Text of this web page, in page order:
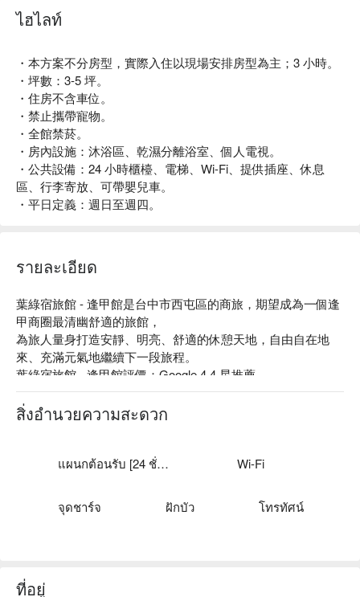
ไฮไลท์
・本方案不分房型，實際入住以現場安排房型為主；3 小時。
・坪數：3-5 坪。
・住房不含車位。
・禁止攜帶寵物。
・全館禁菸。
・房內設施：沐浴區、乾濕分離浴室、個人電視。
・公共設備：24 小時櫃檯、電梯、Wi-Fi、提供插座、休息
區、行李寄放、可帶嬰兒車。
・平日定義：週日至週四。
รายละเอียด
葉綠宿旅館 - 逢甲館是台中市西屯區的商旅，期望成為一個逢
甲商圈最清幽舒適的旅館，
為旅人量身打造安靜、明亮、舒適的休憩天地，自由自在地
來、充滿元氣地繼續下一段旅程。
葉綠宿旅館 - 逢甲館評價：Google 4.4 星推薦
葉綠宿旅館 - 逢甲館推薦：位置近逢甲商圈，步行 4 分鐘即可
抵達。提供陪睡多肉植物，旅店充滿植栽，期望旅客真正的放
綠宿旅館 - 逢甲館休息方案立刻查看⬇︎
สิ่งอำนวยความสะดวก
แผนกต้อนรับ [24 ชั่วโมง] Wi-Fi
จุดชาร์จ ฝักบัว โทรทัศน์
ที่อยู่